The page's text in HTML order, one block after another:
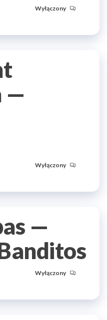
Wyłączony
—
Wyłączony
—
Wyłączony